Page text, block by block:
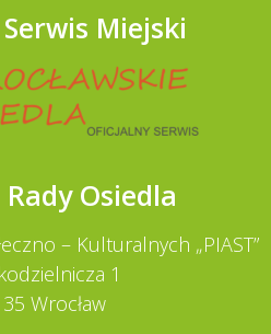
Miejski
Osiedla
– Kulturalnych „PIAST”
1
Wrocław